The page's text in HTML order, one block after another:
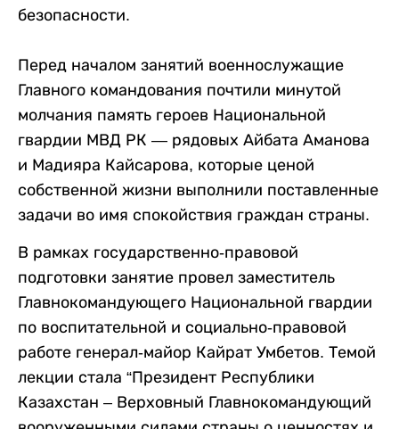
безопасности.
Перед началом занятий военнослужащие
Главного командования почтили минутой
молчания память героев Национальной
гвардии МВД РК — рядовых Айбата Аманова
и Мадияра Кайсарова, которые ценой
собственной жизни выполнили поставленные
задачи во имя спокойствия граждан страны.
В рамках государственно-правовой
подготовки занятие провел заместитель
Главнокомандующего Национальной гвардии
по воспитательной и социально-правовой
работе генерал-майор Кайрат Умбетов. Темой
лекции стала “Президент Республики
Казахстан – Верховный Главнокомандующий